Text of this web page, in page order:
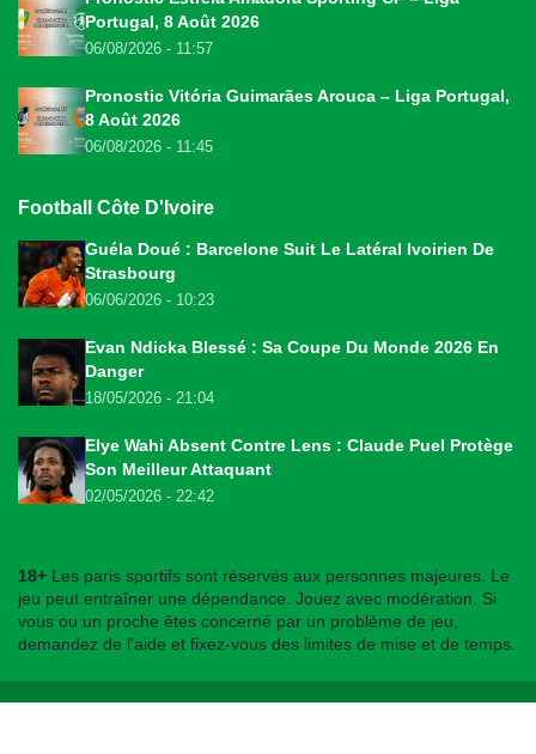
Portugal, 8 Août 2026
06/08/2026 - 11:57
Pronostic Vitória Guimarães Arouca – Liga Portugal,
8 Août 2026
06/08/2026 - 11:45
Football Côte D'Ivoire
Guéla Doué : Barcelone Suit Le Latéral Ivoirien De
Strasbourg
06/06/2026 - 10:23
Evan Ndicka Blessé : Sa Coupe Du Monde 2026 En
Danger
18/05/2026 - 21:04
Elye Wahi Absent Contre Lens : Claude Puel Protège
Son Meilleur Attaquant
02/05/2026 - 22:42
18+ Les paris sportifs sont réservés aux personnes majeures. Le
jeu peut entraîner une dépendance. Jouez avec modération. Si
vous ou un proche êtes concerné par un problème de jeu,
demandez de l'aide et fixez-vous des limites de mise et de temps.